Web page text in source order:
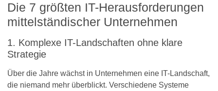
Die 7 größten IT-Herausforderungen
mittelständischer Unternehmen
1. Komplexe IT-Landschaften ohne klare
Strategie
Über die Jahre wächst in Unternehmen eine IT-Landschaft,
die niemand mehr überblickt. Verschiedene Systeme